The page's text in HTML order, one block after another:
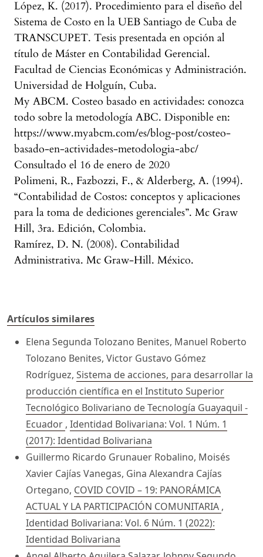
López, K. (2017). Procedimiento para el diseño del
Sistema de Costo en la UEB Santiago de Cuba de
TRANSCUPET. Tesis presentada en opción al
título de Máster en Contabilidad Gerencial.
Facultad de Ciencias Económicas y Administración.
Universidad de Holguín, Cuba.
My ABCM. Costeo basado en actividades: conozca
todo sobre la metodología ABC. Disponible en:
https://www.myabcm.com/es/blog-post/costeo-
basado-en-actividades-metodologia-abc/
Consultado el 16 de enero de 2020
Polimeni, R., Fazbozzi, F., & Alderberg, A. (1994).
“Contabilidad de Costos: conceptos y aplicaciones
para la toma de dediciones gerenciales”. Mc Graw
Hill, 3ra. Edición, Colombia.
Ramírez, D. N. (2008). Contabilidad
Administrativa. Mc Graw-Hill. México.
Artículos similares
Elena Segunda Tolozano Benites, Manuel Roberto
Tolozano Benites, Victor Gustavo Gómez
Rodríguez, Sistema de acciones, para desarrollar la
producción científica en el Instituto Superior
Tecnológico Bolivariano de Tecnología Guayaquil -
Ecuador , Identidad Bolivariana: Vol. 1 Núm. 1
(2017): Identidad Bolivariana
Guillermo Ricardo Grunauer Robalino, Moisés
Xavier Cajías Vanegas, Gina Alexandra Cajías
Ortegano, COVID COVID – 19: PANORÁMICA
ACTUAL Y LA PARTICIPACIÓN COMUNITARIA ,
Identidad Bolivariana: Vol. 6 Núm. 1 (2022):
Identidad Bolivariana